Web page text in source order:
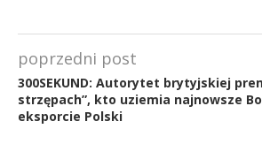
poprzedni post
300SEKUND: Autorytet brytyjskiej
strzępach”, kto uziemia najnowsze
eksporcie Polski